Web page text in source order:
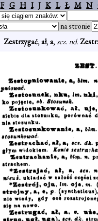
F G H I J K L Ł M N
na stronie
Zestrzygać,ał,a,scz. nd.